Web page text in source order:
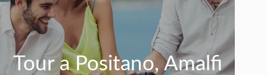
Tour a Positano, Amalfi